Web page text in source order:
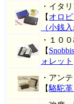
・イタ
【 オロ
（小銭
・１０
【
ォレット
・アン
【駱駝